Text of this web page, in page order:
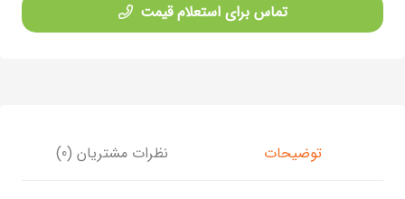
تماس برای استعلام قیمت
توضیحات نظرات مشتریان (0)